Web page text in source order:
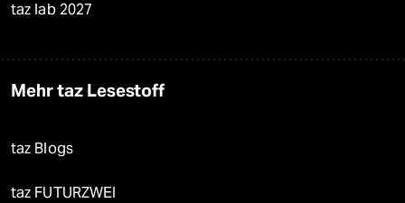
taz lab 2027
Mehr taz Lesestoff
taz Blogs
taz FUTURZWEI